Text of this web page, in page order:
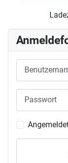
Passwort